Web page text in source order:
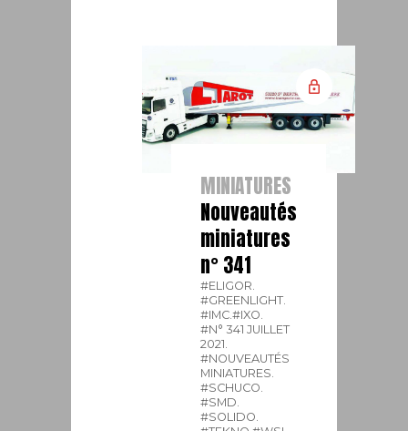
MINIATURES
Nouveautés
miniatures
n° 341
#ELIGOR.
#GREENLIGHT.
#IMC.#IXO.
#N° 341 JUILLET
2021.
#NOUVEAUTÉS
MINIATURES.
#SCHUCO.
#SMD.
#SOLIDO.